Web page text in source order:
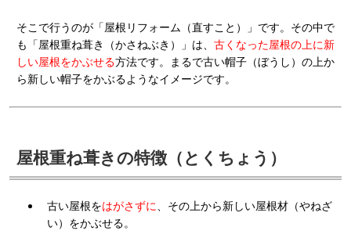
そこで行うのが「屋根リフォーム（直すこと）」です。その中で
も「屋根重ね葺き（かさねぶき）」は、 古くなった屋根の上に新
しい屋根をかぶせる方法です。まるで古い帽子（ぼうし）の上か
ら新しい帽子をかぶるようなイメージです。
屋根重ね葺きの特徴（とくちょう）
古い屋根をはがさずに、その上から新しい屋根材（やねざ
い）をかぶせる。